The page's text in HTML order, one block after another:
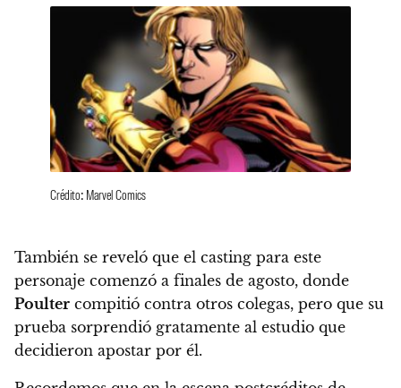
Crédito: Marvel Comics
También se reveló que el casting para este
personaje comenzó a finales de agosto, donde
Poulter compitió contra otros colegas, pero que su
prueba sorprendió gratamente al estudio que
decidieron apostar por él.